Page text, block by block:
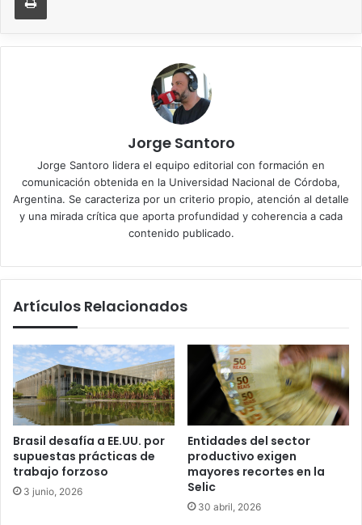
Jorge Santoro
Jorge Santoro lidera el equipo editorial con formación en
comunicación obtenida en la Universidad Nacional de Córdoba,
Argentina. Se caracteriza por un criterio propio, atención al detalle
y una mirada crítica que aporta profundidad y coherencia a cada
contenido publicado.
Artículos Relacionados
Brasil desafía a EE.UU. por
supuestas prácticas de
trabajo forzoso
3 junio, 2026
Entidades del sector
productivo exigen
mayores recortes en la
Selic
30 abril, 2026